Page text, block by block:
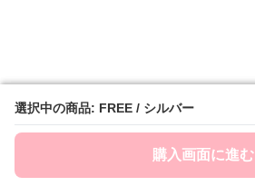
選択中の商品: FREE / シルバー
購入画面に進む
選択中の商品: FREE / シルバー
購入画面に進む